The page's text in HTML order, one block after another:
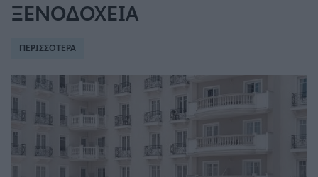
ΞΕΝΟΔΟΧΕΙΑ
ΠΕΡΙΣΣΟΤΕΡΑ